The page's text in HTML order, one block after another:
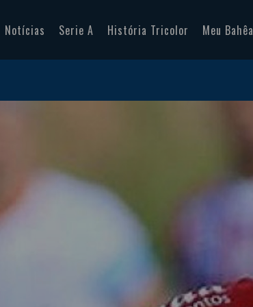
Notícias Serie A História Tricolor Meu Bahêa